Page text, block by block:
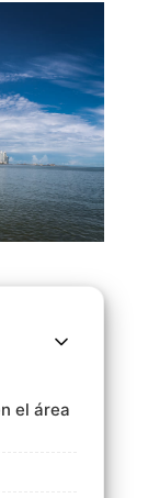
el área